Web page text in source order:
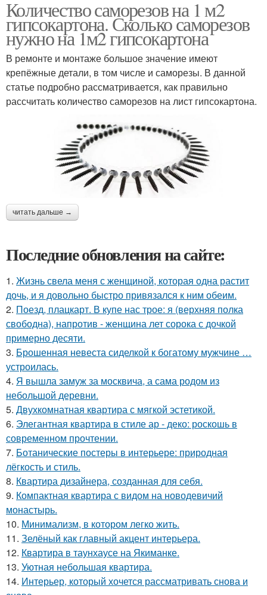
Количество саморезов на 1 м2
гипсокартона. Сколько саморезов
нужно на 1м2 гипсокартона
В ремонте и монтаже большое значение имеют
крепёжные детали, в том числе и саморезы. В данной
статье подробно рассматривается, как правильно
рассчитать количество саморезов на лист гипсокартона.
читать дальше →
Последние обновления на сайте:
1. Жизнь свела меня с женщиной, которая одна растит
дочь, и я довольно быстро привязался к ним обеим.
2. Поезд, плацкарт. В купе нас трое: я (верхняя полка
свободна), напротив - женщина лет сорока с дочкой
примерно десяти.
3. Брошенная невеста сиделкой к богатому мужчине …
устроилась.
4. Я вышла замуж за москвича, а сама родом из
небольшой деревни.
5. Двухкомнатная квартира с мягкой эстетикой.
6. Элегантная квартира в стиле ар - деко: роскошь в
современном прочтении.
7. Ботанические постеры в интерьере: природная
лёгкость и стиль.
8. Квартира дизайнера, созданная для себя.
9. Компактная квартира с видом на новодевичий
монастырь.
10. Минимализм, в котором легко жить.
11. Зелёный как главный акцент интерьера.
12. Квартира в таунхаусе на Якиманке.
13. Уютная небольшая квартира.
14. Интерьер, который хочется рассматривать снова и